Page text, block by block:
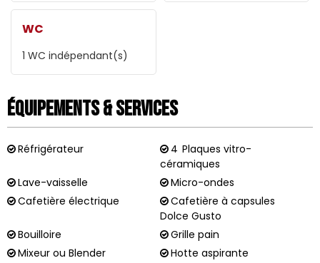
WC
1 WC indépendant(s)
Équipements & Services
Réfrigérateur 4 Plaques vitro-
céramiques
Lave-vaisselle
Micro-ondes
Cafetière électrique
Cafetière à capsules
Dolce Gusto
Bouilloire
Grille pain
Mixeur ou Blender
Hotte aspirante